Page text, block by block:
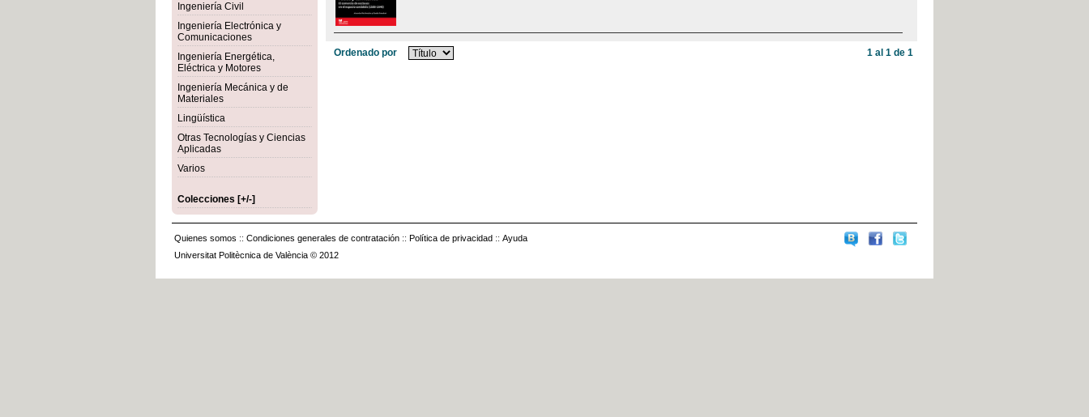
Ingeniería Civil
Ingeniería Electrónica y
Comunicaciones
Ingeniería Energética,
Eléctrica y Motores
Ingeniería Mecánica y de
Materiales
Lingüística
Otras Tecnologías y Ciencias
Aplicadas
Varios
Colecciones [+/-]
Ordenado por 1 al 1 de 1
Quienes somos :: Condiciones generales de contratación :: Política de privacidad :: Ayuda
Universitat Politècnica de València © 2012